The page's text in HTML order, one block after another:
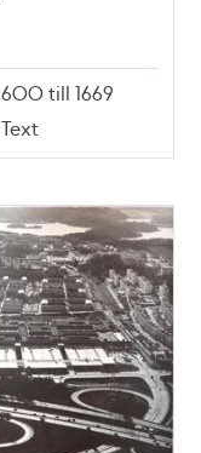
600 till 1669
Text